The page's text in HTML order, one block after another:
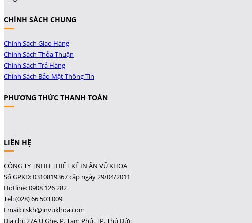
CHÍNH SÁCH CHUNG
Chính Sách Giao Hàng
Chính Sách Thỏa Thuận
Chính Sách Trả Hàng
Chính Sách Bảo Mật Thông Tin
PHƯƠNG THỨC THANH TOÁN
LIÊN HỆ
CÔNG TY TNHH THIẾT KẾ IN ẤN VŨ KHOA
Số GPKD: 0310819367 cấp ngày 29/04/2011
Hotline: 0908 126 282
Tel: (028) 66 503 009
Email: cskh@invukhoa.com
Địa chỉ: 27A Ụ Ghe, P. Tam Phú, TP. Thủ Đức